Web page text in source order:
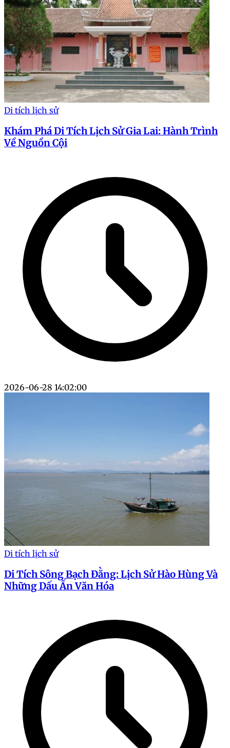
Di tích lịch sử
Khám Phá Di Tích Lịch Sử Gia Lai: Hành Trình
Về Nguồn Cội
2026-06-28 14:02:00
Di tích lịch sử
Di Tích Sông Bạch Đằng: Lịch Sử Hào Hùng Và
Những Dấu Ấn Văn Hóa